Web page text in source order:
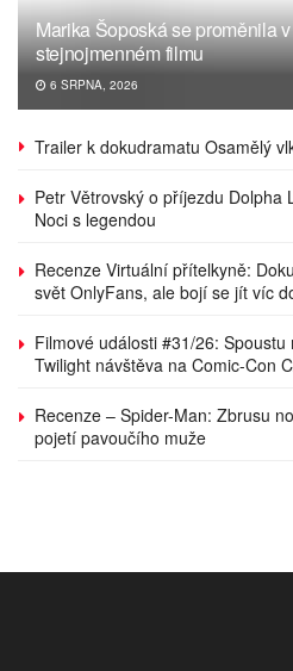
Marika Šoposká se proměnila
stejnojmenném filmu
6 SRPNA, 2026
Trailer k dokudramatu Osamělý
Petr Větrovský o příjezdu Dolpha
Noci s legendou
Recenze Virtuální přítelkyně:
svět OnlyFans, ale bojí se jít víc
Filmové události #31/26:
Twilight návštěva na Comic-Con
Recenze – Spider-Man: Zbrusu
pojetí pavoučího muže